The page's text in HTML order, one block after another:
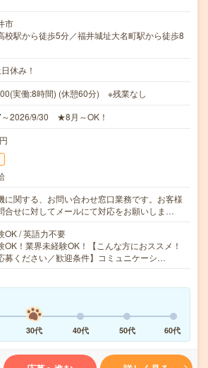
市
校駅から徒歩5分／福井城址大名町駅から徒歩8
休み！
実働:8時間) (休憩60分) ※残業なし
～2026/9/30 ★8月～OK！
に関する、お問い合わせ窓口業務です。お客様
合せに対してメールにて対応をお願いしま…
OK / 英語力不要
OK！業界未経験OK！【こんな方におススメ！
募ください／歓迎条件】コミュニケーシ…
30代 40代 50代 60代